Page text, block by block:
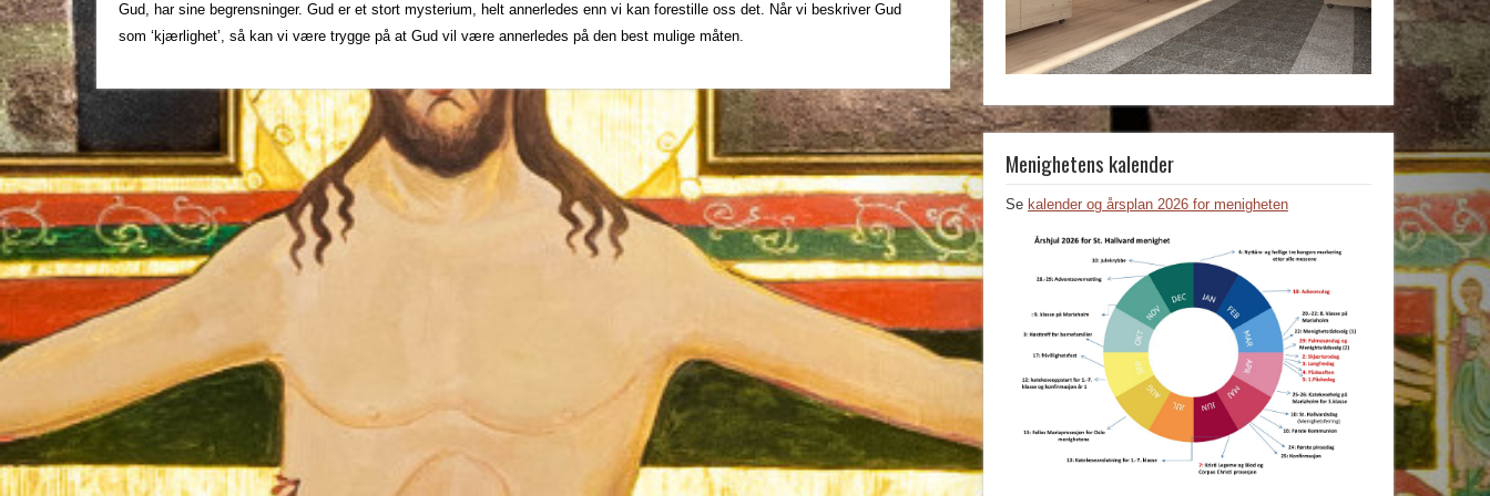
Gud, har sine begrensninger. Gud er et stort mysterium, helt annerledes enn vi kan forestille oss det. Når vi beskriver Gud
som ‘kjærlighet’, så kan vi være trygge på at Gud vil være annerledes på den best mulige måten.
Menighetens kalender
Se kalender og årsplan 2026 for menigheten